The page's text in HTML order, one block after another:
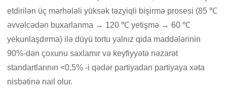
etdirilən üç mərhələli yüksək təzyiqli bişirmə prosesi (85 ℃
əvvəlcədən buxarlanma → 120 ℃ yetişmə → 60 ℃
yekunlaşdırma) ilə düyü tortu yalnız qida maddələrinin
90%-dən çoxunu saxlamır və keyfiyyətə nəzarət
standartlarının <0,5% -i qədər partiyadan partiyaya xəta
nisbətinə nail olur.